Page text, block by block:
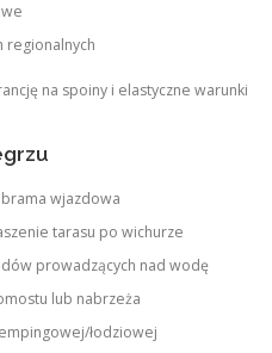
regionalnych
na spoiny i elastyczne warunki
wjazdowa
tarasu po wichurze
prowadzących nad wodę
lub nabrzeża
łodziowej